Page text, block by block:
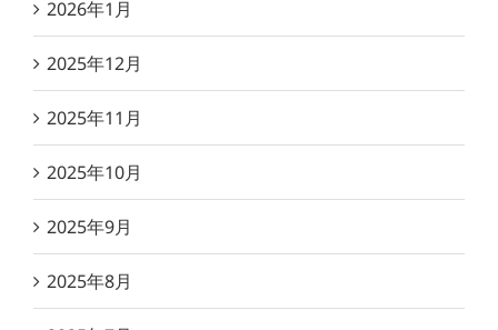
2026年1月
2025年12月
2025年11月
2025年10月
2025年9月
2025年8月